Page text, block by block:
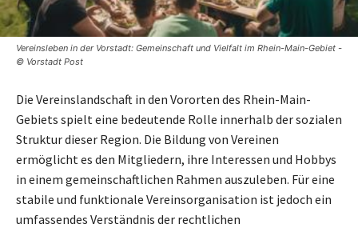
Vereinsleben in der Vorstadt: Gemeinschaft und Vielfalt im Rhein-Main-Gebiet -
© Vorstadt Post
Die Vereinslandschaft in den Vororten des Rhein-Main-
Gebiets spielt eine bedeutende Rolle innerhalb der sozialen
Struktur dieser Region. Die Bildung von Vereinen
ermöglicht es den Mitgliedern, ihre Interessen und Hobbys
in einem gemeinschaftlichen Rahmen auszuleben. Für eine
stabile und funktionale Vereinsorganisation ist jedoch ein
umfassendes Verständnis der rechtlichen